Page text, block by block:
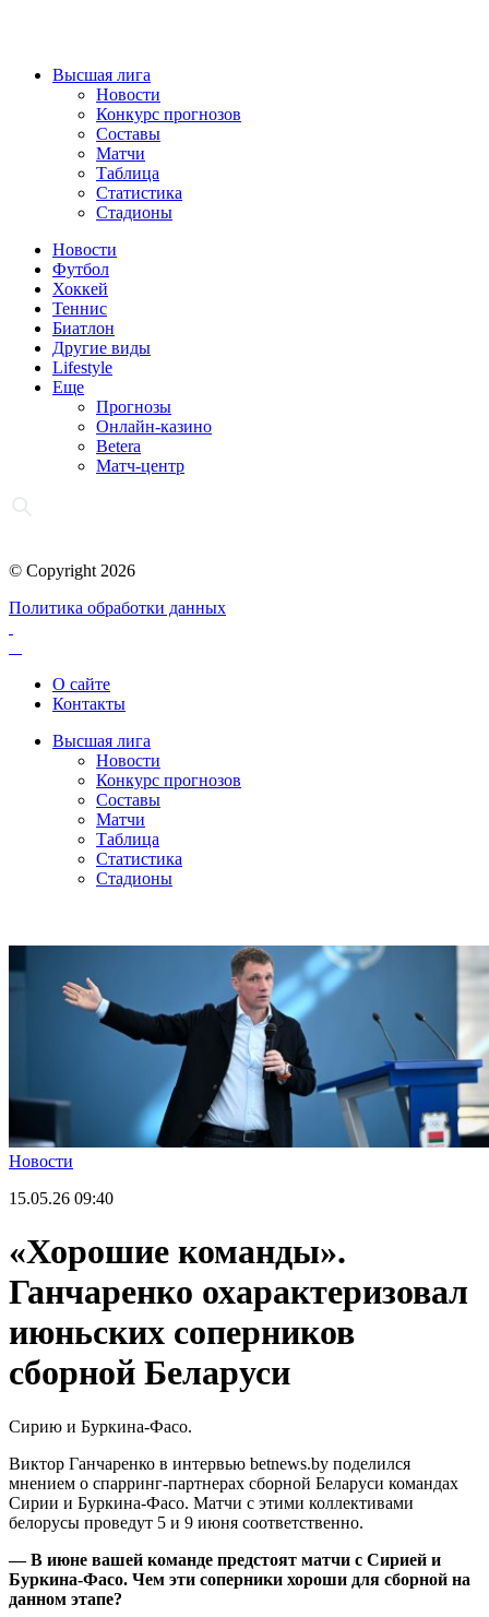
Высшая лига
Новости
Конкурс прогнозов
Составы
Матчи
Таблица
Статистика
Стадионы
Новости
Футбол
Хоккей
Теннис
Биатлон
Другие виды
Lifestyle
Еще
Прогнозы
Онлайн-казино
Betera
Матч-центр
© Copyright 2026
Политика обработки данных
О сайте
Контакты
Высшая лига
Новости
Конкурс прогнозов
Составы
Матчи
Таблица
Статистика
Стадионы
Новости
15.05.26 09:40
«Хорошие команды».
Ганчаренко охарактеризовал
июньских соперников
сборной Беларуси
Сирию и Буркина-Фасо.
Виктор Ганчаренко в интервью betnews.by поделился
мнением о спарринг-партнерах сборной Беларуси командах
Сирии и Буркина-Фасо. Матчи с этими коллективами
белорусы проведут 5 и 9 июня соответственно.
— В июне вашей команде предстоят матчи с Сирией и
Буркина-Фасо. Чем эти соперники хороши для сборной на
данном этапе?